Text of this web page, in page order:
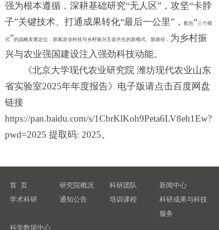
强为根本遵循，深耕基础研究“无人区”，攻坚“卡脖
子”关键技术、打通成果转化“最后一公里”，
配合“三个模
式”的战略发展定位，探索农业科技与乡村振兴互促共生的新模式、新路径， 为乡村振
兴与农业强国建设注入强劲科技动能。
《北京大学现代农业研究院 潍坊现代农业山东
省实验室2025年年度报告》电子版请点击百度网盘
链接
https://pan.baidu.com/s/1CbrKlKoh9Peta6LV8eh1Ew?
pwd=2025 提取码: 2025。
首 页 研究院概况 科研团队
新闻中心
学术科研
通知公告 培训课程
科研成果与科技
服务
科学数据中心